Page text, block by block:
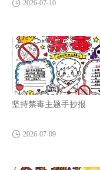
2026-07-10
坚持禁毒主题手抄报
2026-07-09